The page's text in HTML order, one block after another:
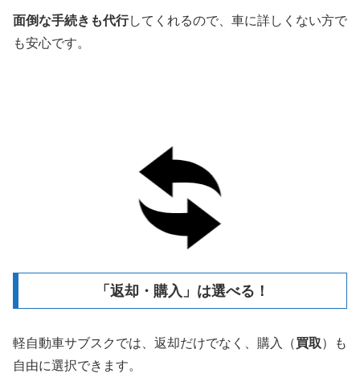
面倒な手続きも代行してくれるので、車に詳しくない方で
も安心です。
「返却・購入」は選べる！
軽自動車サブスクでは、返却だけでなく、購入（買取）も
自由に選択できます。